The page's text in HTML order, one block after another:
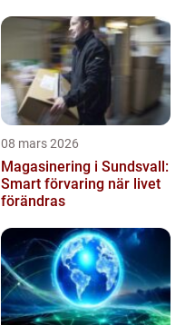
08 mars 2026
Magasinering i Sundsvall:
Smart förvaring när livet
förändras